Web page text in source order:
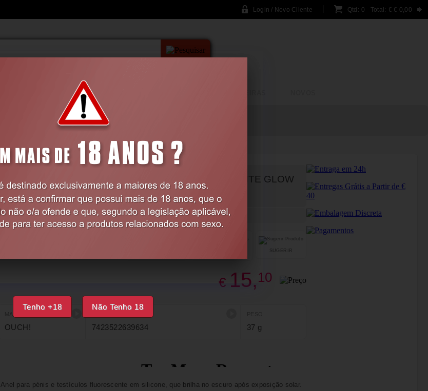
Tenho +18 Não Tenho 18
Login / Novo Cliente Qtd: 0 Total: €€ 0,00
LINGERIE
Anéis para o Pénis
ANEL PARA O PÉNIS E TESTÍCULOS FLUORESCENTE GLOW
IN THE DARK OUCH!
Código:EX37291
SUGERIR
€ 15,10
OUCH! 7423522639634 37 g
Anel para pénis e testículos fluorescente em silicone, que brilha no escuro após exposição solar.